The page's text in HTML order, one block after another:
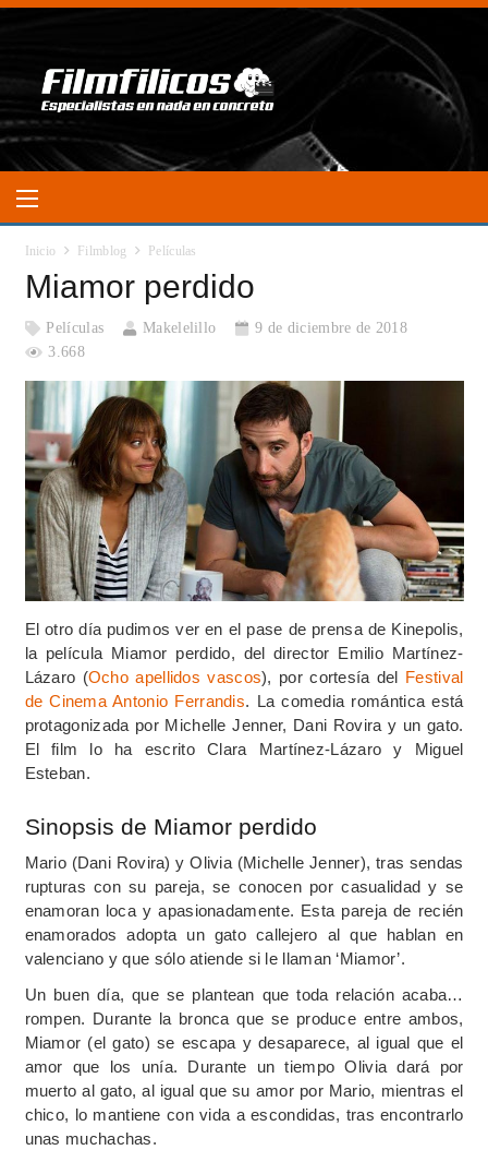
Inicio Filmblog Películas
Miamor perdido
Películas Makelelillo
9 de diciembre de 2018
3.668
El otro día pudimos ver en el pase de prensa de Kinepolis,
la película Miamor perdido, del director Emilio Martínez-
Lázaro (Ocho apellidos vascos), por cortesía del Festival
de Cinema Antonio Ferrandis. La comedia romántica está
protagonizada por Michelle Jenner, Dani Rovira y un gato.
El film lo ha escrito Clara Martínez-Lázaro y Miguel
Esteban.
Sinopsis de Miamor perdido
Mario (Dani Rovira) y Olivia (Michelle Jenner), tras sendas
rupturas con su pareja, se conocen por casualidad y se
enamoran loca y apasionadamente. Esta pareja de recién
enamorados adopta un gato callejero al que hablan en
valenciano y que sólo atiende si le llaman ‘Miamor’.
Un buen día, que se plantean que toda relación acaba…
rompen. Durante la bronca que se produce entre ambos,
Miamor (el gato) se escapa y desaparece, al igual que el
amor que los unía. Durante un tiempo Olivia dará por
muerto al gato, al igual que su amor por Mario, mientras el
chico, lo mantiene con vida a escondidas, tras encontrarlo
unas muchachas.